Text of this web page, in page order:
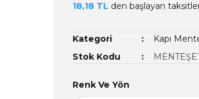
18,18 TL den başlayan
Kategori
Kapı
Stok Kodu
Renk Ve Yön